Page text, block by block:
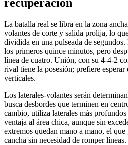
La batalla real se libra en la zona
volantes de corte y salida prolija, lo
dividida en una pulseada de
los primeros quince minutos, pero
línea de cuatro. Unión, con su 4-4-2
rival tiene la posesión; prefiere
verticales.
Los laterales-volantes serán
busca desbordes que terminen en
cambio, utiliza laterales más
ventaja al área chica, aunque sin
extremos quedan mano a mano, el
cancha sin necesidad de romper líneas.